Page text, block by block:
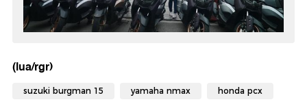
(lua/rgr)
suzuki burgman 15 yamaha nmax honda pcx